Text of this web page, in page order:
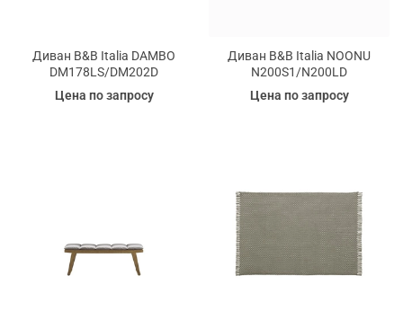
Диван B&B Italia DAMBO
DM178LS/DM202D
Цена по запросу
Диван B&B Italia NOONU
N200S1/N200LD
Цена по запросу